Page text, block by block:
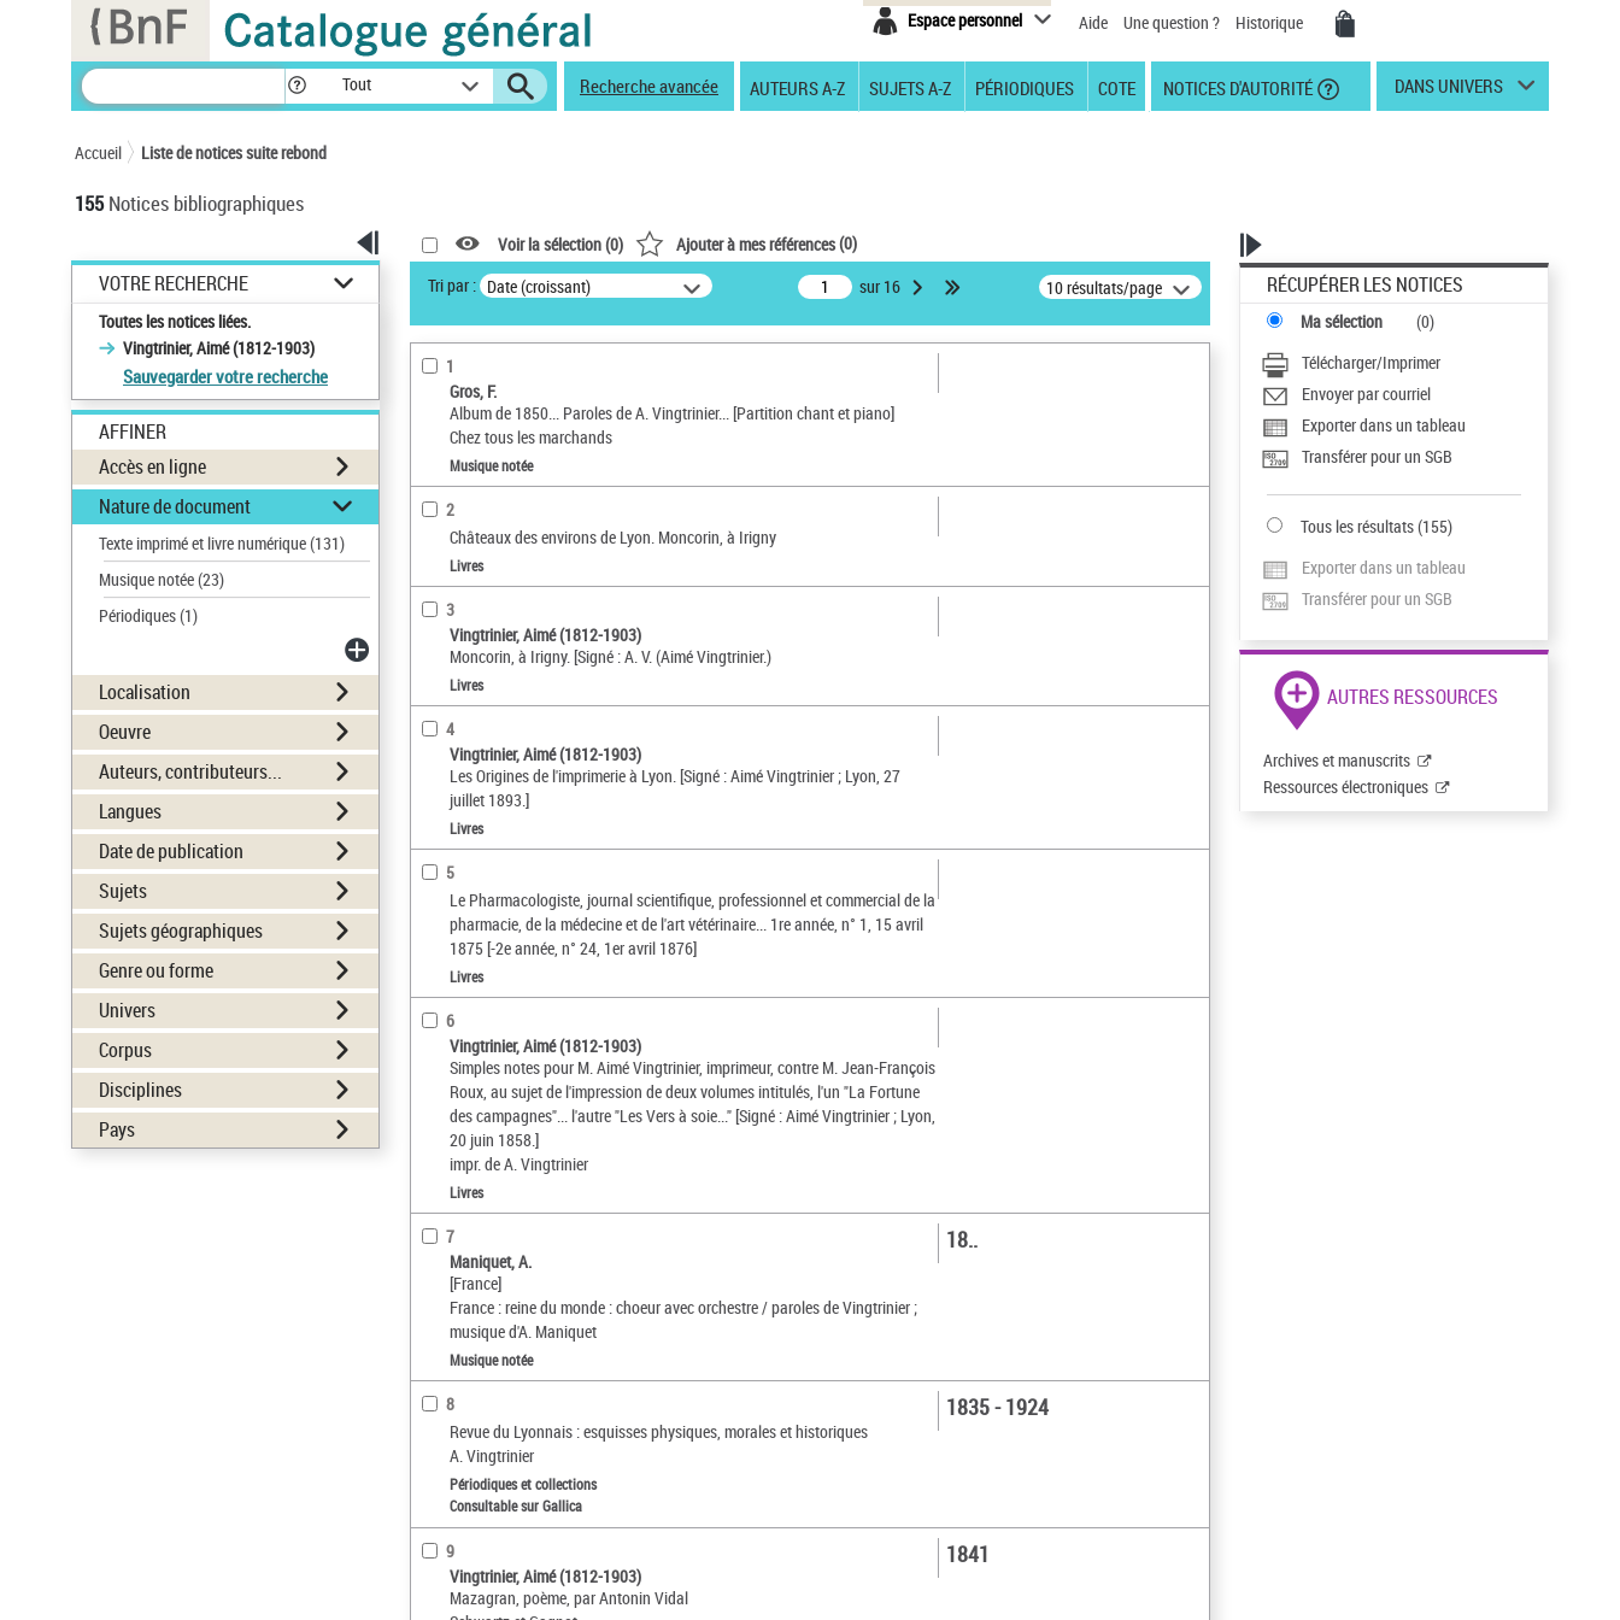
Espace personnel Aide Une question ? Historique
Tout Recherche avancée AUTEURS A-Z SUJETS A-Z PÉRIODIQUES COTE NOTICES D'AUTORITÉ DANS UNIVERS
Accueil Liste de notices suite rebond
155Notices bibliographiques
VOTRE RECHERCHE
Toutes les notices liées.
Vingtrinier, Aimé (1812-1903)
Sauvegarder votre recherche
AFFINER
Accès en ligne
Nature de document
Texte imprimé et livre numérique(131)
Musique notée(23)
Périodiques(1)
Localisation
Oeuvre
Auteurs, contributeurs...
Langues
Date de publication
Sujets
Sujets géographiques
Genre ou forme
Univers
Corpus
Disciplines
Pays
Voir la sélection (0) Ajouter à mes références(0)
Tri par : Date (croissant) sur 16 10 résultats/page
1
Gros, F.
Album de 1850... Paroles de A. Vingtrinier... [Partition chant et piano]
Chez tous les marchands
Musique notée
2
Châteaux des environs de Lyon. Moncorin, à Irigny
Livres
3
Vingtrinier, Aimé (1812-1903)
Moncorin, à Irigny. [Signé : A. V. (Aimé Vingtrinier.)
Livres
4
Vingtrinier, Aimé (1812-1903)
Les Origines de l'imprimerie à Lyon. [Signé : Aimé Vingtrinier ; Lyon, 27
juillet 1893.]
Livres
5
Le Pharmacologiste, journal scientifique, professionnel et commercial de la
pharmacie, de la médecine et de l'art vétérinaire... 1re année, n° 1, 15 avril
1875 [-2e année, n° 24, 1er avril 1876]
Livres
6
Vingtrinier, Aimé (1812-1903)
Simples notes pour M. Aimé Vingtrinier, imprimeur, contre M. Jean-François
Roux, au sujet de l'impression de deux volumes intitulés, l'un "La Fortune
des campagnes"... l'autre "Les Vers à soie..." [Signé : Aimé Vingtrinier ; Lyon,
20 juin 1858.]
impr. de A. Vingtrinier
Livres
7
Maniquet, A.
[France]
France : reine du monde : choeur avec orchestre / paroles de Vingtrinier ;
musique d'A. Maniquet
18..
Musique notée
8
Revue du Lyonnais : esquisses physiques, morales et historiques
A. Vingtrinier
1835 - 1924
Périodiques et collections
Consultable sur Gallica
9
Vingtrinier, Aimé (1812-1903)
Mazagran, poème, par Antonin Vidal
1841
RÉCUPÉRER LES NOTICES
Ma sélection (0)
Télécharger/Imprimer
Envoyer par courriel
Exporter dans un tableau
Transférer pour un SGB
Tous les résultats(155)
Exporter dans un tableau
Transférer pour un SGB
AUTRES RESSOURCES
Archives et manuscrits
Ressources électroniques
Panneau de gestion des cookies